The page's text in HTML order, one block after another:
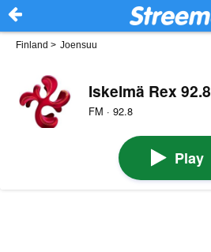
Finland > Joensuu
Iskelmä Rex 92.8
FM · 92.8
Play